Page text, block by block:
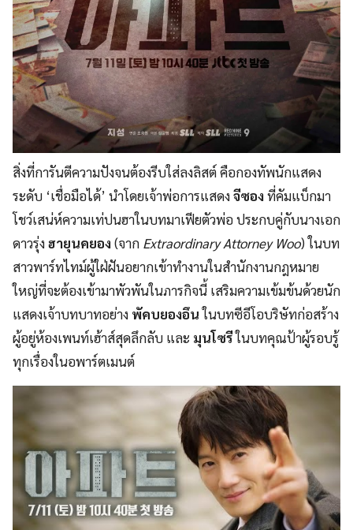
สิ่งที่การันตีความปังจนต้องรีบใส่ลงลิสต์ คือกองทัพนักแสดง
ระดับ ‘เชื่อมือได้’ นำโดยเจ้าพ่อการแสดงจีซองที่คัมแบ็กมา
โชว์เสน่ห์ความเท่ปนฮาในบทมาเฟียตัวพ่อ ประกบคู่กับนางเอก
ดาวรุ่งฮายุนคยอง(จาก Extraordinary Attorney Woo) ในบท
สาวพาร์ทไทม์ผู้ใฝ่ฝันอยากเข้าทำงานในสำนักงานกฎหมาย
ใหญ่ที่จะต้องเข้ามาพัวพันในภารกิจนี้ เสริมความเข้มข้นด้วยนัก
แสดงเจ้าบทบาทอย่าง พัคบยองอึนในบทซีอีโอบริษัทก่อสร้าง
ผู้อยู่ห้องเพนท์เฮ้าส์สุดลึกลับ และ มุนโซรีในบทคุณป้าผู้รอบรู้
ทุกเรื่องในอพาร์ตเมนต์